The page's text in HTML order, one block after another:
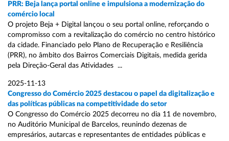
PRR: Beja lança portal online e impulsiona a modernização do
comércio local
O projeto Beja + Digital lançou o seu portal online, reforçando o
compromisso com a revitalização do comércio no centro histórico
da cidade. Financiado pelo Plano de Recuperação e Resiliência
(PRR), no âmbito dos Bairros Comerciais Digitais, medida gerida
pela Direção-Geral das Atividades ...
2025-11-13
Congresso do Comércio 2025 destacou o papel da digitalização e
das políticas públicas na competitividade do setor
O Congresso do Comércio 2025 decorreu no dia 11 de novembro,
no Auditório Municipal de Barcelos, reunindo dezenas de
empresários, autarcas e representantes de entidades públicas e